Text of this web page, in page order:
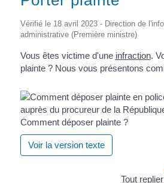
Vérifié le 18 avril 2023 - Direction de
administrative (Première ministre)
Vous êtes victime d'une infraction.
plainte ? Nous vous présentons
Comment déposer plainte ?
Voir la version texte
Tout replier